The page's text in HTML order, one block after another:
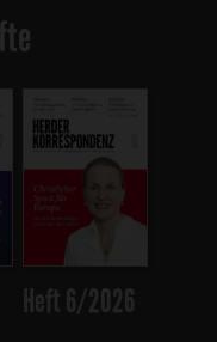
Heft 6/2026